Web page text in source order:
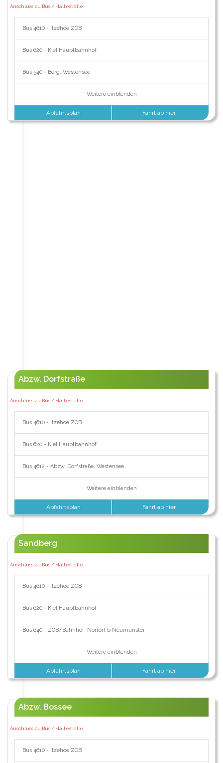
Anschluss zu Bus / Haltestelle:
Bus 4610 - Itzehoe ZOB
Bus 620 - Kiel Hauptbahnhof
Bus 540 - Berg, Westensee
Weitere einblenden
Abfahrtsplan Fahrt ab hier
Abzw. Dorfstraße
Anschluss zu Bus / Haltestelle:
Bus 4610 - Itzehoe ZOB
Bus 620 - Kiel Hauptbahnhof
Bus 4612 - Abzw. Dorfstraße, Westensee
Weitere einblenden
Abfahrtsplan Fahrt ab hier
Sandberg
Anschluss zu Bus / Haltestelle:
Bus 4610 - Itzehoe ZOB
Bus 620 - Kiel Hauptbahnhof
Bus 640 - ZOB/Bahnhof, Nortorf b Neumünster
Weitere einblenden
Abfahrtsplan Fahrt ab hier
Abzw. Bossee
Anschluss zu Bus / Haltestelle:
Bus 4610 - Itzehoe ZOB